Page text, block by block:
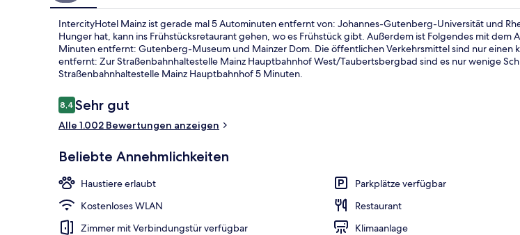
IntercityHotel Mainz ist gerade mal 5 Autominuten entfernt von: Johannes-Gutenberg-Universität und
Hunger hat, kann ins Frühstücksretaurant gehen, wo es Frühstück gibt. Außerdem ist Folgendes mit dem
Minuten entfernt: Gutenberg-Museum und Mainzer Dom. Die öffentlichen Verkehrsmittel sind nur einen
entfernt: Zur Straßenbahnhaltestelle Mainz Hauptbahnhof West/Taubertsbergbad sind es nur wenige
Straßenbahnhaltestelle Mainz Hauptbahnhof 5 Minuten.
Bewertungen
8,48,4 von 10.
Sehr gut
Alle 1.002 Bewertungen anzeigen
Beliebte Annehmlichkeiten
Haustiere erlaubt
Parkplätze verfügbar
Kostenloses WLAN
Restaurant
Zimmer mit Verbindungstür verfügbar
Klimaanlage